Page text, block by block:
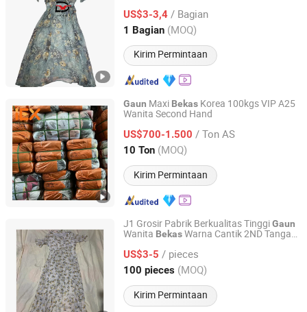
US$3-3,4 / Bagian
1 Bagian (MOQ)
Kirim Permintaan
Sichuan, China Harga mulai 2024
Gaun Maxi Bekas Korea 100kgs VIP A25
Wanita Second Hand
US$700-1.500 / Ton AS
10 Ton (MOQ)
Kirim Permintaan
Guangdong Hissen Resources Recycling Co., Ltd.
Guangdong, China Harga mulai 2023
J1 Grosir Pabrik Berkualitas TinggiGaun
Wanita BekasWarna Cantik 2ND Tangan
dalam Bale
US$3-5 / pieces
100 pieces (MOQ)
Kirim Permintaan
Sichuan Yidaiyi Road Trade Co., Ltd.
Sichuan, China Harga mulai 2024